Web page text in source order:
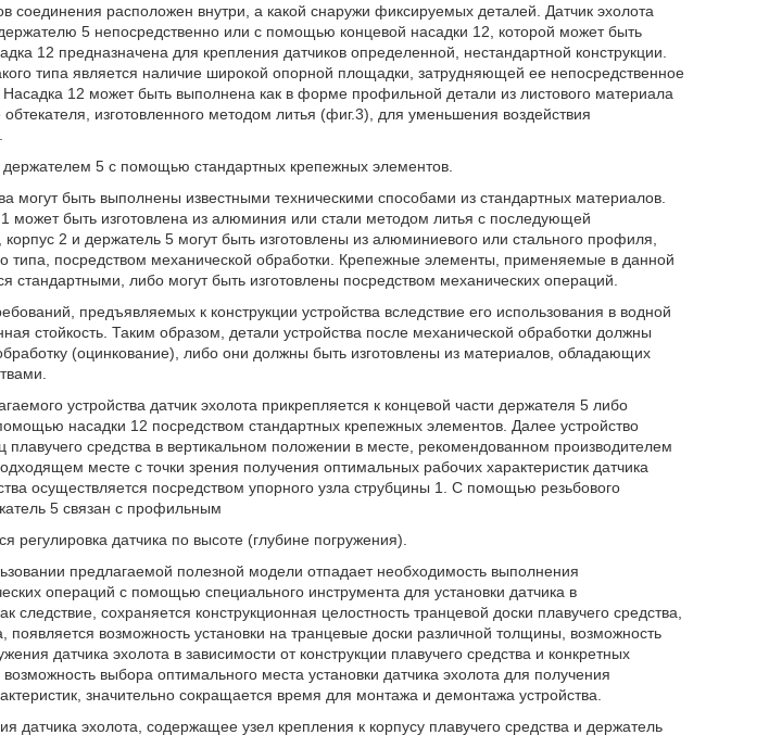
соединения расположен внутри, а какой снаружи фиксируемых деталей. Датчик эхолота
5 непосредственно или с помощью концевой насадки 12, которой может быть
12 предназначена для крепления датчиков определенной, нестандартной конструкции.
типа является наличие широкой опорной площадки, затрудняющей ее непосредственное
12 может быть выполнена как в форме профильной детали из листового материала
обтекателя, изготовленного методом литья (фиг.3), для уменьшения воздействия
держателем 5 с помощью стандартных крепежных элементов.
могут быть выполнены известными техническими способами из стандартных материалов.
может быть изготовлена из алюминия или стали методом литья с последующей
2 и держатель 5 могут быть изготовлены из алюминиевого или стального профиля,
типа, посредством механической обработки. Крепежные элементы, применяемые в данной
стандартными, либо могут быть изготовлены посредством механических операций.
предъявляемых к конструкции устройства вследствие его использования в водной
стойкость. Таким образом, детали устройства после механической обработки должны
(оцинкование), либо они должны быть изготовлены из материалов, обладающих
устройства датчик эхолота прикрепляется к концевой части держателя 5 либо
насадки 12 посредством стандартных крепежных элементов. Далее устройство
плавучего средства в вертикальном положении в месте, рекомендованном производителем
месте с точки зрения получения оптимальных рабочих характеристик датчика
осуществляется посредством упорного узла струбцины 1. С помощью резьбового
5 связан с профильным
регулировка датчика по высоте (глубине погружения).
предлагаемой полезной модели отпадает необходимость выполнения
операций с помощью специального инструмента для установки датчика в
следствие, сохраняется конструкционная целостность транцевой доски плавучего средства,
появляется возможность установки на транцевые доски различной толщины, возможность
датчика эхолота в зависимости от конструкции плавучего средства и конкретных
возможность выбора оптимального места установки датчика эхолота для получения
значительно сокращается время для монтажа и демонтажа устройства.
датчика эхолота, содержащее узел крепления к корпусу плавучего средства и держатель